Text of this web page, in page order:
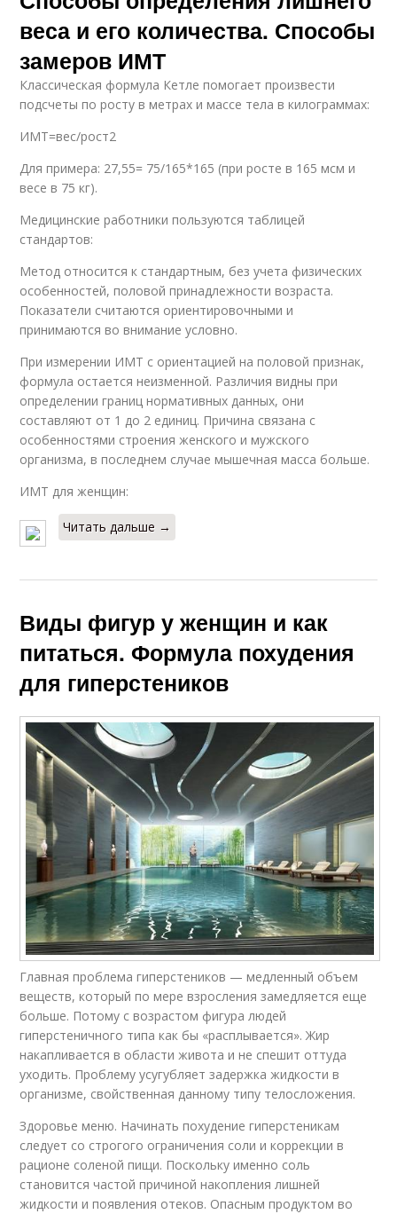
веса и его количества. Способы
замеров ИМТ
Классическая формула Кетле помогает произвести
подсчеты по росту в метрах и массе тела в килограммах:
ИМТ=вес/рост2
Для примера: 27,55= 75/165*165 (при росте в 165 мсм и
весе в 75 кг).
Медицинские работники пользуются таблицей
стандартов:
Метод относится к стандартным, без учета физических
особенностей, половой принадлежности возраста.
Показатели считаются ориентировочными и
принимаются во внимание условно.
При измерении ИМТ с ориентацией на половой признак,
формула остается неизменной. Различия видны при
определении границ нормативных данных, они
составляют от 1 до 2 единиц. Причина связана с
особенностями строения женского и мужского
организма, в последнем случае мышечная масса больше.
ИМТ для женщин:
Читать дальше →
Виды фигур у женщин и как
питаться. Формула похудения
для гиперстеников
Главная проблема гиперстеников — медленный объем
веществ, который по мере взросления замедляется еще
больше. Потому с возрастом фигура людей
гиперстеничного типа как бы «расплывается». Жир
накапливается в области живота и не спешит оттуда
уходить. Проблему усугубляет задержка жидкости в
организме, свойственная данному типу телосложения.
Здоровье меню. Начинать похудение гиперстеникам
следует со строгого ограничения соли и коррекции в
рационе соленой пищи. Поскольку именно соль
становится частой причиной накопления лишней
жидкости и появления отеков. Опасным продуктом во